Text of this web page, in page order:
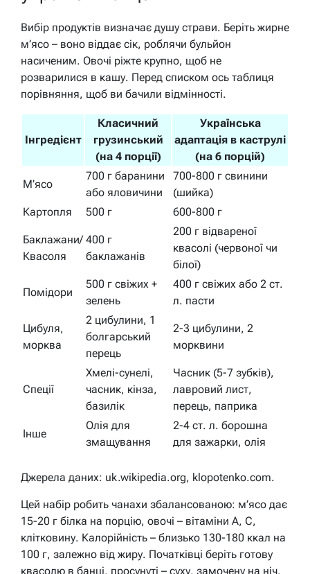
Вибір продуктів визначає душу страви. Беріть жирне
м’ясо – воно віддає сік, роблячи бульйон
насиченим. Овочі ріжте крупно, щоб не
розварилися в кашу. Перед списком ось таблиця
порівняння, щоб ви бачили відмінності.
Інгредієнт
Класичний
грузинський
(на 4 порції)
Українська
адаптація в каструлі
(на 6 порцій)
М’ясо
700 г баранини
або яловичини
700-800 г свинини
(шийка)
Картопля
500 г 600-800 г
Баклажани/
Квасоля
400 г
баклажанів
200 г відвареної
квасолі (червоної чи
білої)
Помідори
500 г свіжих +
зелень
400 г свіжих або 2 ст.
л. пасти
Цибуля,
морква
2 цибулини, 1
болгарський
перець
2-3 цибулини, 2
морквини
Спеції
Хмелі-сунелі,
часник, кінза,
базилік
Часник (5-7 зубків),
лавровий лист,
перець, паприка
Інше
Олія для
змащування
2-4 ст. л. борошна
для зажарки, олія
Джерела даних: uk.wikipedia.org, klopotenko.com.
Цей набір робить чанахи збалансованою: м’ясо дає
15-20 г білка на порцію, овочі – вітаміни А, С,
клітковину. Калорійність – близько 130-180 ккал на
100 г, залежно від жиру. Початківці беріть готову
квасолю в банці, просунуті – суху, замочену на ніч.